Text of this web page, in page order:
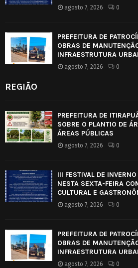
agosto 7, 2026 0
PREFEITURA DE
OBRAS DE
INFRAESTRUTURA
agosto 7, 2026 0
REGIÃO
PREFEITURA DE
SOBRE O PLANTIO DE
ÁREAS PÚBLICAS
agosto 7, 2026 0
III FESTIVAL DE
NESTA SEXTA-FEIRA
CULTURAL E
agosto 7, 2026 0
PREFEITURA DE
OBRAS DE
INFRAESTRUTURA
agosto 7, 2026 0